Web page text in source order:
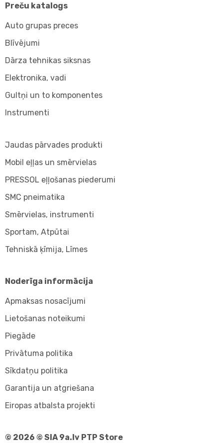
Preču katalogs
Auto grupas preces
Blīvējumi
Dārza tehnikas siksnas
Elektronika, vadi
Gultņi un to komponentes
Instrumenti
Jaudas pārvades produkti
Mobil eļļas un smērvielas
PRESSOL eļļošanas piederumi
SMC pneimatika
Smērvielas, instrumenti
Sportam, Atpūtai
Tehniskā ķīmija, Līmes
Noderīga informācija
Apmaksas nosacījumi
Lietošanas noteikumi
Piegāde
Privātuma politika
Sīkdatņu politika
Garantija un atgriešana
Eiropas atbalsta projekti
© 2026 © SIA 9a.lv PTP Store